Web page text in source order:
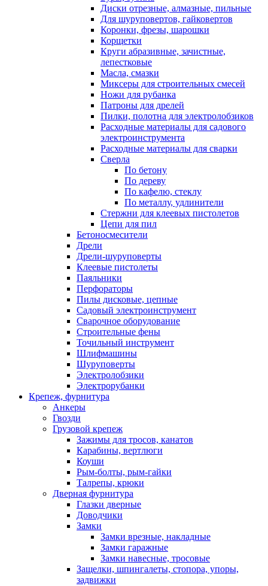
Диски отрезные, алмазные, пильные
Для шуруповертов, гайковертов
Коронки, фрезы, шарошки
Корщетки
Круги абразивные, зачистные,
лепестковые
Масла, смазки
Миксеры для строительных смесей
Ножи для рубанка
Патроны для дрелей
Пилки, полотна для электролобзиков
Расходные материалы для садового
электроинструмента
Расходные материалы для сварки
Сверла
По бетону
По дереву
По кафелю, стеклу
По металлу, удлинители
Стержни для клеевых пистолетов
Цепи для пил
Бетоносмесители
Дрели
Дрели-шуруповерты
Клеевые пистолеты
Паяльники
Перфораторы
Пилы дисковые, цепные
Садовый электроинструмент
Сварочное оборудование
Строительные фены
Точильный инструмент
Шлифмашины
Шуруповерты
Электролобзики
Электрорубанки
Крепеж, фурнитура
Анкеры
Гвозди
Грузовой крепеж
Зажимы для тросов, канатов
Карабины, вертлюги
Коуши
Рым-болты, рым-гайки
Талрепы, крюки
Дверная фурнитура
Глазки дверные
Доводчики
Замки
Замки врезные, накладные
Замки гаражные
Замки навесные, тросовые
Защелки, шпингалеты, стопора, упоры,
задвижки